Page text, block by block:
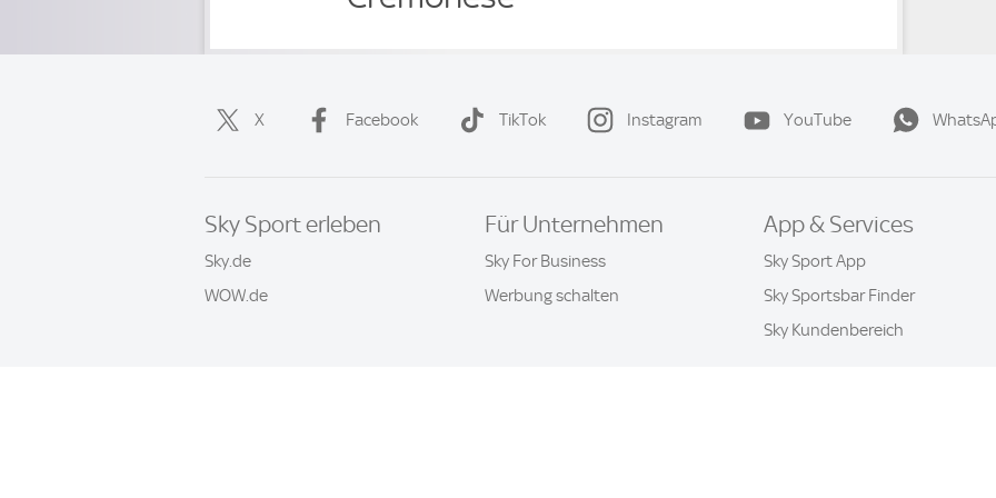
X Facebook TikTok Instagram YouTube
Sky Sport erleben
Sky.de
WOW.de
Für Unternehmen
Sky For Business
Werbung schalten
App & Services
Sky Sport App
Sky Sportsbar Finder
Sky Kundenbereich